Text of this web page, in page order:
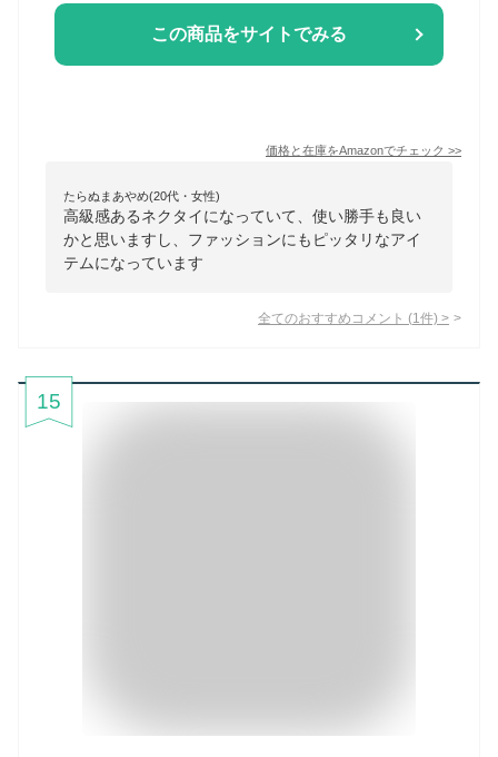
この商品をサイトでみる
価格と在庫をAmazonでチェック >>
たらぬまあやめ(20代・女性)
高級感あるネクタイになっていて、使い勝手も良い
かと思いますし、ファッションにもピッタリなアイ
テムになっています
全てのおすすめコメント (1 件) >
15